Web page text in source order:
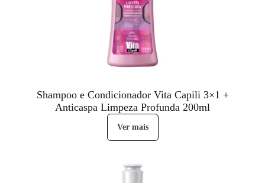
Shampoo e Condicionador Vita Capili 3×1 +
Anticaspa Limpeza Profunda 200ml
Ver mais